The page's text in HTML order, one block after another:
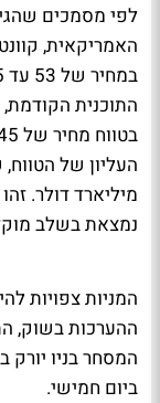
לפי מסמכים
מיליארד דולר.
נמצאת בשלב
ההערכות בשוק,
המסחר בניו יורק
ביום חמישי.